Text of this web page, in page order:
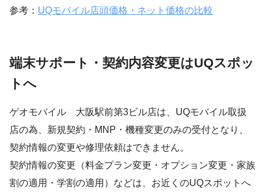
参考： UQモバイル店頭価格・ネット価格の比較
端末サポート・契約内容変更はUQスポッ
トへ
ゲオモバイル 大阪駅前第3ビル店は、UQモバイル取扱
店の為、新規契約・MNP・機種変更のみの受付となり、
契約情報の変更や修理依頼はできません。
契約情報の変更（料金プラン変更・オプション変更・家族
割の適用・学割の適用）などは、お近くのUQスポットへ